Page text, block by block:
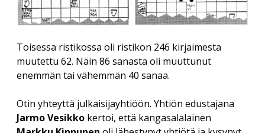
Toisessa ristikossa oli ristikon 246 kirjaimesta
muutettu 62. Näin 86 sanasta oli muuttunut
enemmän tai vähemmän 40 sanaa.
Otin yhteyttä julkaisijayhtiöön. Yhtiön edustajana
Jarmo Vesikko kertoi, että kangasalalainen